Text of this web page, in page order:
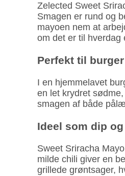
Zelected Sweet
Smagen er rund og
mayoen nem at
om det er til hverdag
Perfekt til
I en hjemmelavet
en let krydret
smagen af både
Ideel som dip
Sweet Sriracha
milde chili giver en
grillede grøntsager,